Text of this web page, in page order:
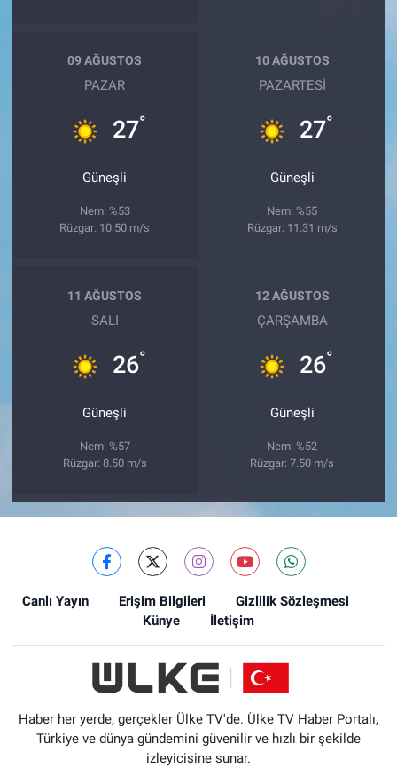
09 AĞUSTOS
PAZAR
27°
Güneşli
Nem: %53
Rüzgar: 10.50 m/s
10 AĞUSTOS
PAZARTESI
27°
Güneşli
Nem: %55
Rüzgar: 11.31 m/s
11 AĞUSTOS
SALI
26°
Güneşli
Nem: %57
Rüzgar: 8.50 m/s
12 AĞUSTOS
ÇARŞAMBA
26°
Güneşli
Nem: %52
Rüzgar: 7.50 m/s
Canlı Yayın Erişim Bilgileri
Gizlilik Sözleşmesi
Künye
İletişim
Haber her yerde, gerçekler Ülke TV'de. Ülke TV Haber Portalı,
Türkiye ve dünya gündemini güvenilir ve hızlı bir şekilde
izleyicisine sunar.